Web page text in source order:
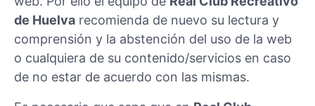
de Huelva recomienda de nuevo su lectura y
comprensión y la abstención del uso de la web
o cualquiera de su contenido/servicios en caso
de no estar de acuerdo con las mismas.